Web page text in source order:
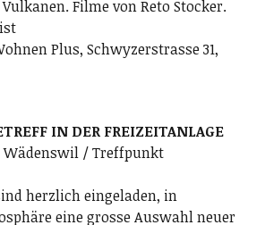
Filme von Reto Stocker.
Plus, Schwyzerstrasse 31,
IN DER FREIZEITANLAGE
Wädenswil / Treffpunkt
herzlich eingeladen, in
eine grosse Auswahl neuer